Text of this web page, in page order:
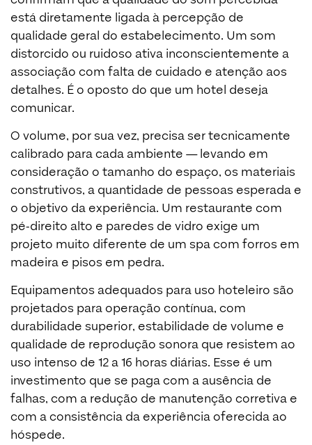
está diretamente ligada à percepção de
qualidade geral do estabelecimento. Um som
distorcido ou ruidoso ativa inconscientemente a
associação com falta de cuidado e atenção aos
detalhes. É o oposto do que um hotel deseja
comunicar.
O volume, por sua vez, precisa ser tecnicamente
calibrado para cada ambiente — levando em
consideração o tamanho do espaço, os materiais
construtivos, a quantidade de pessoas esperada e
o objetivo da experiência. Um restaurante com
pé-direito alto e paredes de vidro exige um
projeto muito diferente de um spa com forros em
madeira e pisos em pedra.
Equipamentos adequados para uso hoteleiro são
projetados para operação contínua, com
durabilidade superior, estabilidade de volume e
qualidade de reprodução sonora que resistem ao
uso intenso de 12 a 16 horas diárias. Esse é um
investimento que se paga com a ausência de
falhas, com a redução de manutenção corretiva e
com a consistência da experiência oferecida ao
hóspede.